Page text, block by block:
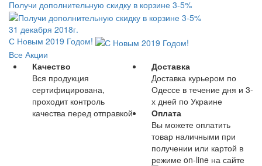
Получи дополнительную скидку в корзине 3-5%
31 декабря 2018г.
С Новым 2019 Годом!
Все Акции
Качество
Вся продукция
сертифицирована,
проходит контроль
качества перед отправкой
Доставка
Доставка курьером по
Одессе в течение дня и 3-
х дней по Украине
Оплата
Вы можете оплатить
товар наличными при
получении или картой в
режиме on-line на сайте